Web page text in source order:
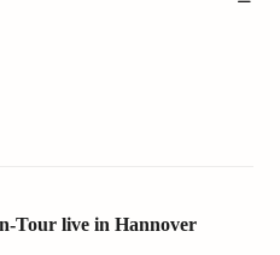
Tour live in Hannover